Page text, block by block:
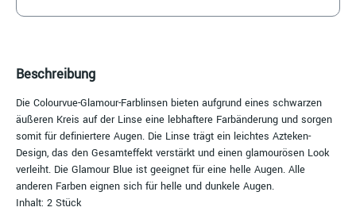
Beschreibung
Die Colourvue-Glamour-Farblinsen bieten aufgrund eines schwarzen
äußeren Kreis auf der Linse eine lebhaftere Farbänderung und sorgen
somit für definiertere Augen. Die Linse trägt ein leichtes Azteken-
Design, das den Gesamteffekt verstärkt und einen glamourösen Look
verleiht. Die Glamour Blue ist geeignet für eine helle Augen. Alle
anderen Farben eignen sich für helle und dunkele Augen.
Inhalt: 2 Stück